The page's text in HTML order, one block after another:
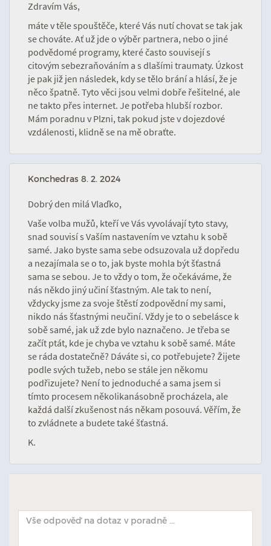
Zdravím Vás,
máte v těle spouštěče, které Vás nutí chovat se tak jak
se chováte. Ať už jde o výběr partnera, nebo o jiné
podvědomé programy, které často souvisejí s
citovým sebezraňováním a s dlašími traumaty. Úzkost
je pak již jen následek, kdy se tělo brání a hlásí, že je
něco špatně. Tyto věci jsou velmi dobře řešitelné, ale
ne takto přes internet. Je potřeba hlubší rozbor.
Mám poradnu v Plzni, tak pokud jste v dojezdové
vzdálenosti, klidně se na mě obraťte.
Konchedras 8. 2. 2024
Dobrý den milá Vlaďko,
Vaše volba mužů, kteří ve Vás vyvolávají tyto stavy,
snad souvisí s Vaším nastavením ve vztahu k sobě
samé. Jako byste sama sebe odsuzovala už dopředu
a nezajímala se o to, jak byste mohla být šťastná
sama se sebou. Je to vždy o tom, že očekáváme, že
nás někdo jiný učiní šťastným. Ale tak to není,
vždycky jsme za svoje štěstí zodpovědní my sami,
nikdo nás šťastnými neučiní. Vždy je to o sebelásce k
sobě samé, jak už zde bylo naznačeno. Je třeba se
začít ptát, kde je chyba ve vztahu k sobě samé. Máte
se ráda dostatečně? Dáváte si, co potřebujete? Žijete
podle svých tužeb, nebo se stále jen někomu
podřizujete? Není to jednoduché a sama jsem si
tímto procesem několikanásobně procházela, ale
každá další zkušenost nás někam posouvá. Věřím, že
to zvládnete a budete také šťastná.
K.